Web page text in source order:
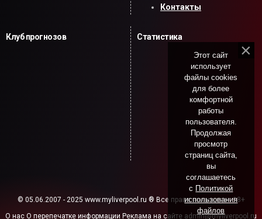
Контакты
Клуб прогнозов Статистика
© 05.06.2007 - 2025 www.myliverpool.ru ® Все права защищены. 18+
О нас О перепечатке информации Реклама на сайте admin@myliverpool.ru
Этот сайт
использует
файлы cookies
для более
комфортной
работы
пользователя.
Продолжая
просмотр
страниц сайта,
вы
соглашаетесь
с Политикой
использования
файлов